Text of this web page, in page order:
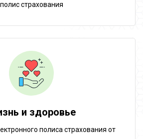
полис страхования
и здоровье
полиса страхования от